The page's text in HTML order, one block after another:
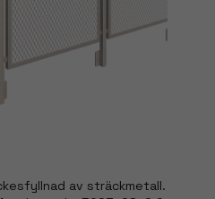
av sträckmetall.